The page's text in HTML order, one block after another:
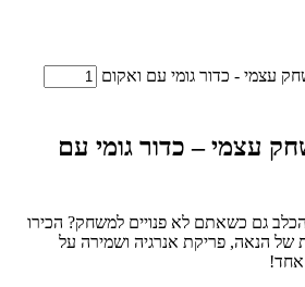
עצמי - כדור גומי עם ואקום
עצמי – כדור גומי עם
גם כשאתם לא פנויים למשחק? הכירו
הנאה, פריקת אנרגיה ושמירה על
אחד!